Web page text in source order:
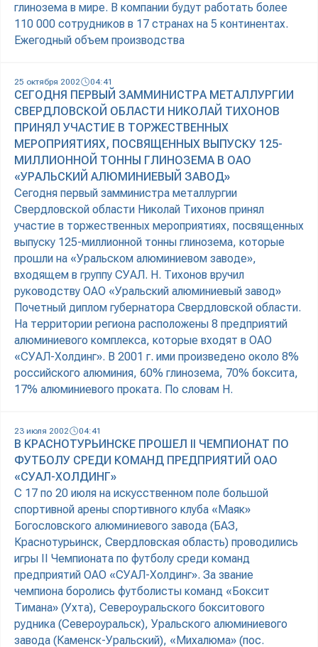
глинозема в мире. В компании будут работать более
110 000 сотрудников в 17 странах на 5 континентах.
Ежегодный объем производства
25 октября 2002 04:41
СЕГОДНЯ ПЕРВЫЙ ЗАММИНИСТРА МЕТАЛЛУРГИИ
СВЕРДЛОВСКОЙ ОБЛАСТИ НИКОЛАЙ ТИХОНОВ
ПРИНЯЛ УЧАСТИЕ В ТОРЖЕСТВЕННЫХ
МЕРОПРИЯТИЯХ, ПОСВЯЩЕННЫХ ВЫПУСКУ 125-
МИЛЛИОННОЙ ТОННЫ ГЛИНОЗЕМА В ОАО
«УРАЛЬСКИЙ АЛЮМИНИЕВЫЙ ЗАВОД»
Сегодня первый замминистра металлургии
Свердловской области Николай Тихонов принял
участие в торжественных мероприятиях, посвященных
выпуску 125-миллионной тонны глинозема, которые
прошли на «Уральском алюминиевом заводе»,
входящем в группу СУАЛ. Н. Тихонов вручил
руководству ОАО «Уральский алюминиевый завод»
Почетный диплом губернатора Свердловской области.
На территории региона расположены 8 предприятий
алюминиевого комплекса, которые входят в ОАО
«СУАЛ-Холдинг». В 2001 г. ими произведено около 8%
российского алюминия, 60% глинозема, 70% боксита,
17% алюминиевого проката. По словам Н.
23 июля 2002 04:41
В КРАСНОТУРЬИНСКЕ ПРОШЕЛ II ЧЕМПИОНАТ ПО
ФУТБОЛУ СРЕДИ КОМАНД ПРЕДПРИЯТИЙ ОАО
«СУАЛ-ХОЛДИНГ»
С 17 по 20 июля на искусственном поле большой
спортивной арены спортивного клуба «Маяк»
Богословского алюминиевого завода (БАЗ,
Краснотурьинск, Свердловская область) проводились
игры II Чемпионата по футболу среди команд
предприятий ОАО «СУАЛ-Холдинг». За звание
чемпиона боролись футболисты команд «Боксит
Тимана» (Ухта), Североуральского бокситового
рудника (Североуральск), Уральского алюминиевого
завода (Каменск-Уральский), «Михалюма» (пос.